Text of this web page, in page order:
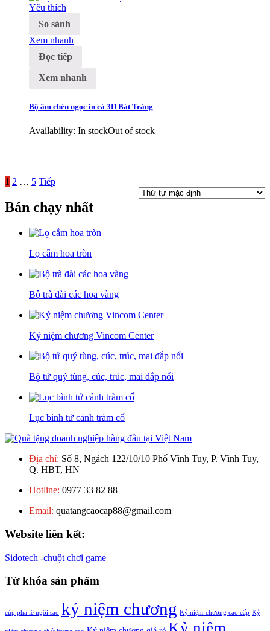
Yêu thích
So sánh
Xem nhanh
Đọc tiếp
Xem nhanh
Bộ ấm chén ngọc in cá 3D Bát Tràng
Availability: In stockOut of stock
1 2 … 5 Tiếp
Bán chạy nhất
Lọ cắm hoa tròn
Bộ trà đài các hoa vàng
Kỷ niệm chương Vincom Center
Bộ tứ quý tùng, cúc, trúc, mai đắp nổi
Lục bình tứ cảnh tràm cổ
Địa chỉ: Số 8, Ngách 122/10/10 Phố Vĩnh Tuy, P. Vĩnh Tuy,
Q. HBT, HN
Hotline: 0977 33 82 88
Email: quatangcaocap88@gmail.com
Website liên kết:
Sidotech -chuột chơi game
Từ khóa sản phẩm
cúp pha lê ngôi sao kỷ niệm chương Kỷ niệm chương cao cấp Kỷ